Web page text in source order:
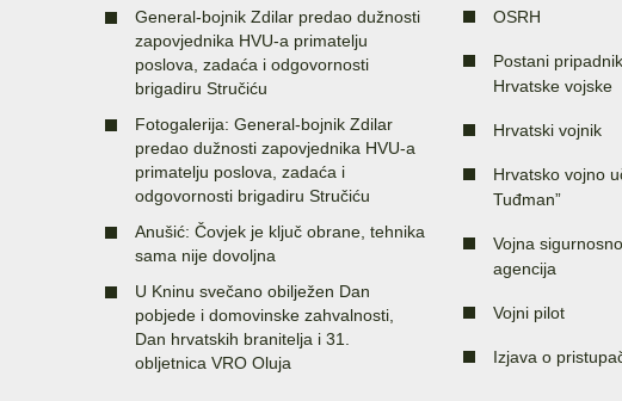
General-bojnik Zdilar predao dužnosti
zapovjednika HVU-a primatelju
poslova, zadaća i odgovornosti
brigadiru Stručiću
Fotogalerija: General-bojnik Zdilar
predao dužnosti zapovjednika HVU-a
primatelju poslova, zadaća i
odgovornosti brigadiru Stručiću
Anušić: Čovjek je ključ obrane, tehnika
sama nije dovoljna
U Kninu svečano obilježen Dan
pobjede i domovinske zahvalnosti,
Dan hrvatskih branitelja i 31.
obljetnica VRO Oluja
OSRH
Postani
Hrvatske vojske
Hrvatski vojnik
Hrvatsko vojno
Tuđman”
Vojna
agencija
Vojni pilot
Izjava o